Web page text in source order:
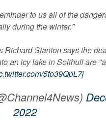
to us all of the
during the winter."
Richard Stanton says the
an icy lake in Solihull are
5fo39QpL7j
2022